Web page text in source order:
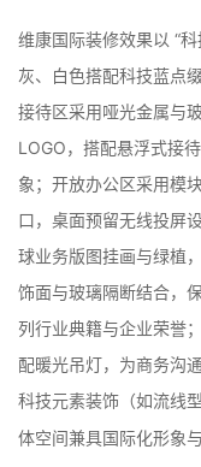
维康国际装修效果以 “
灰、白色搭配科技蓝点
接待区采用哑光金属与
LOGO，搭配悬浮式接
象；开放办公区采用模
口，桌面预留无线投屏
球业务版图挂画与绿植
饰面与玻璃隔断结合，
列行业典籍与企业荣誉
配暖光吊灯，为商务沟
科技元素装饰（如流线
体空间兼具国际化形象